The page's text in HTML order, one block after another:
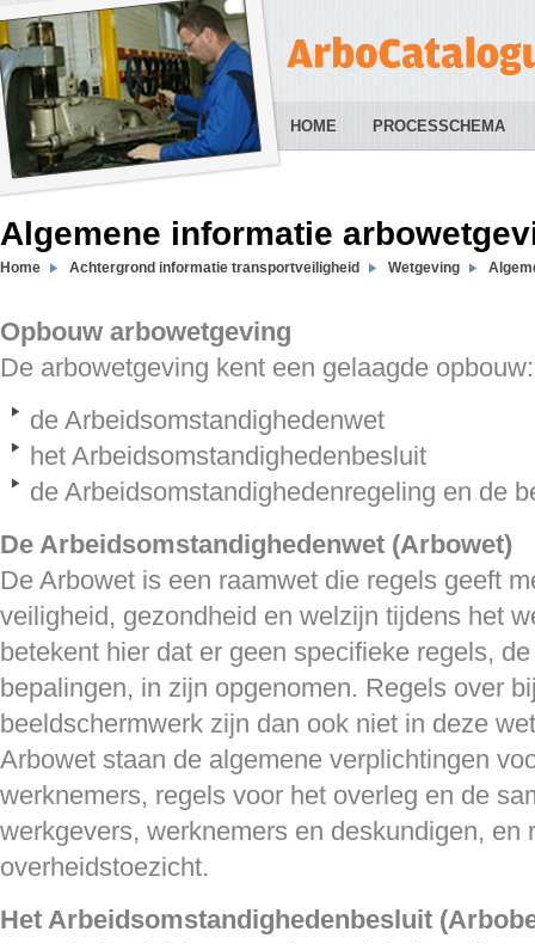
HOME PROCESSCHEMA
Algemene informatie
Home Achtergrond informatie transportveiligheid Wetgeving
Opbouw arbowetgeving
De arbowetgeving kent een gelaagde opbouw:
de Arbeidsomstandighedenwet
het Arbeidsomstandighedenbesluit
de Arbeidsomstandighedenregeling en de
De Arbeidsomstandighedenwet (Arbowet)
De Arbowet is een raamwet die regels geeft
veiligheid, gezondheid en welzijn tijdens het
betekent hier dat er geen specifieke regels,
bepalingen, in zijn opgenomen. Regels over
beeldschermwerk zijn dan ook niet in deze
Arbowet staan de algemene verplichtingen
werknemers, regels voor het overleg en de
werkgevers, werknemers en deskundigen, en
overheidstoezicht.
Het Arbeidsomstandighedenbesluit